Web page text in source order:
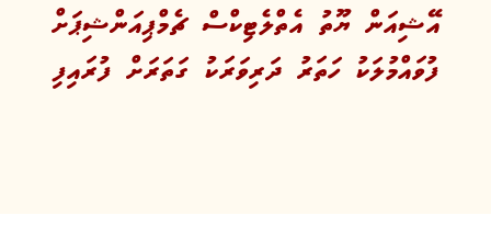
އޭޝިއަން ޔޫތު އެތްލެޓިކްސް ޗެމްޕިއަންޝިޕަށް
ފުވައްމުލަކު ހަތަރު ދަރިވަރަކު ގަތަރަށް ފުރައިފި